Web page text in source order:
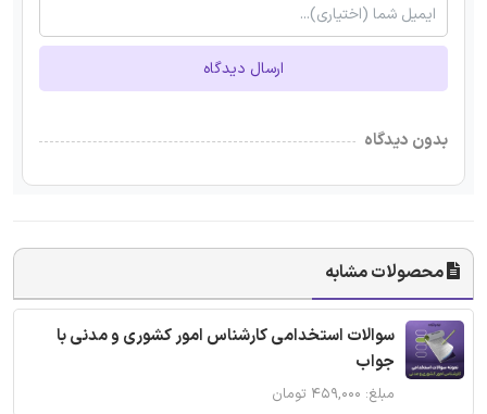
ارسال دیدگاه
بدون دیدگاه
محصولات مشابه
سوالات استخدامی کارشناس امور کشوری و مدنی با
جواب
مبلغ: ۴۵۹,۰۰۰ تومان